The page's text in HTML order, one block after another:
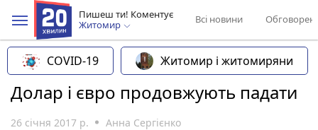
Пишеш ти! Коментує
Житомир
Всі новини
COVID-19 Житомир і житомиряни
Долар і євро продовжують падати
26 січня 2017 р. Анна Сергієнко